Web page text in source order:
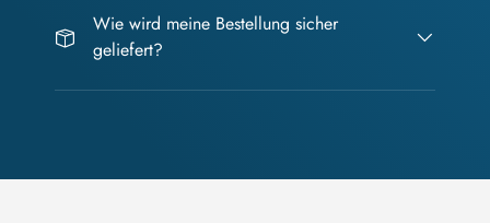
Wie wird meine Bestellung sicher
geliefert?